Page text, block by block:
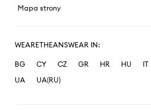
Mapa strony
WEARETHEANSWEAR IN:
BG CY CZ GR HR HU IT
UA
UA(RU)